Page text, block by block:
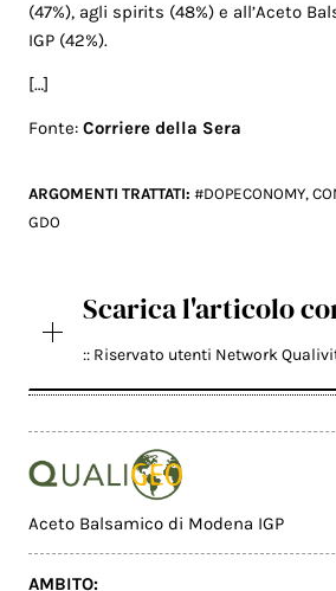
(47%), agli spirits (48%) e all’Aceto
IGP (42%).
[…]
Fonte:Corriere della Sera
ARGOMENTI TRATTATI:#DOPECONOMY,
GDO
Scarica l'articolo
:: Riservato utenti Network
Aceto Balsamico di Modena IGP
AMBITO: